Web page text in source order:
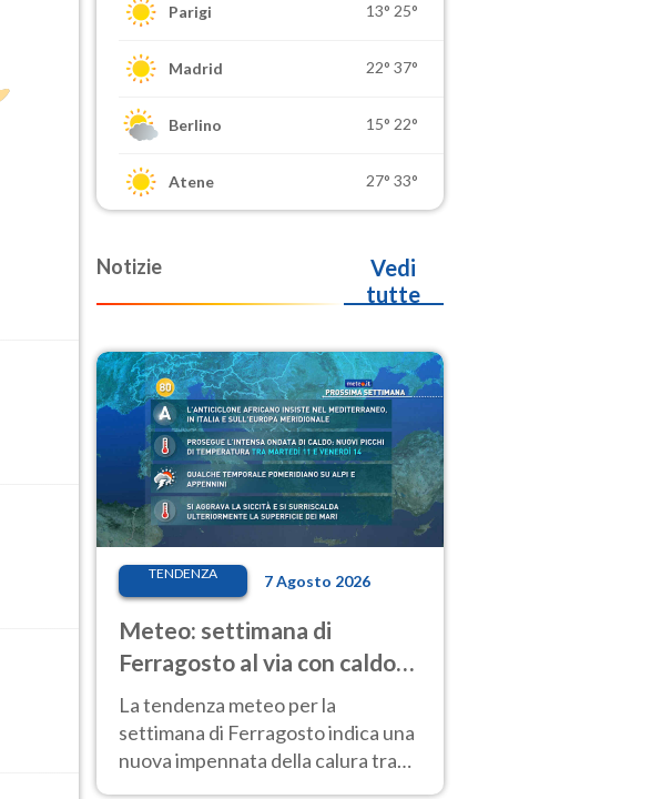
Parigi 13° 25°
Madrid 22° 37°
Berlino 15° 22°
Atene 27° 33°
Notizie
Vedi
tutte
TENDENZA 7 Agosto 2026
Meteo: settimana di
Ferragosto al via con caldo
intenso e qualche temporale
La tendenza meteo per la
settimana di Ferragosto indica una
nuova impennata della calura tra